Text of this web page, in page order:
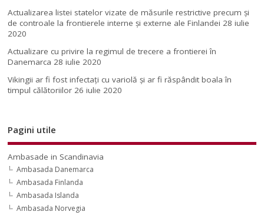
Actualizarea listei statelor vizate de măsurile restrictive precum și
de controale la frontierele interne și externe ale Finlandei 28 iulie
2020
Actualizare cu privire la regimul de trecere a frontierei în
Danemarca 28 iulie 2020
Vikingii ar fi fost infectaţi cu variolă şi ar fi răspândit boala în
timpul călătoriilor 26 iulie 2020
Pagini utile
Ambasade in Scandinavia
Ambasada Danemarca
Ambasada Finlanda
Ambasada Islanda
Ambasada Norvegia